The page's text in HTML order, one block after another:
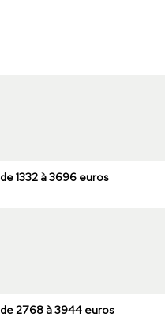
de 1332 à 3696 euros
de 2768 à 3944 euros